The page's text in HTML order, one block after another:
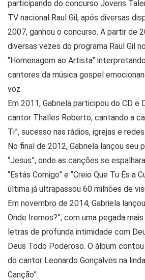
participando do concurso Jovens
TV nacional Raul Gil, após diversas
2007, ganhou o concurso. A partir de
diversas vezes do programa Raul Gil
“Homenagem ao Artista”
cantores da música gospel
voz.
Em 2011, Gabriela participou do CD e
cantor Thalles Roberto, cantando a
Ti”, sucesso nas rádios, igrejas e
No final de 2012, Gabriela lançou seu
“Jesus”, onde as canções se
“Estás Comigo” e “Creio Que Tu És a
última já ultrapassou 60 milhões de
Em novembro de 2014, Gabriela
Onde Iremos?”, com uma pegada
letras de profunda intimidade com
Deus Todo Poderoso. O álbum
do cantor Leonardo Gonçalves na
Canção”.